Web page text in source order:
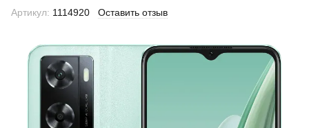
Артикул: 1114920 Оставить отзыв